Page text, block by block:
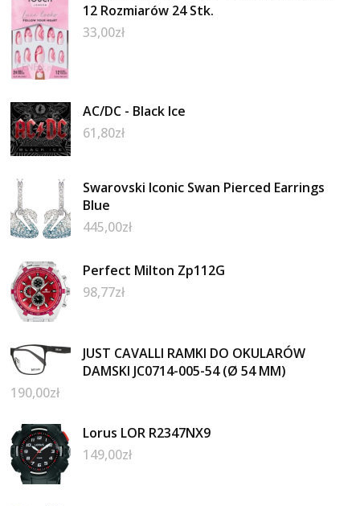
12 Rozmiarów 24 Stk.
33,00zł
AC/DC - Black Ice
61,80zł
Swarovski Iconic Swan Pierced Earrings
Blue
445,00zł
Perfect Milton Zp112G
98,77zł
JUST CAVALLI RAMKI DO OKULARÓW
DAMSKI JC0714-005-54 (Ø 54 MM)
190,00zł
Lorus LOR R2347NX9
149,00zł